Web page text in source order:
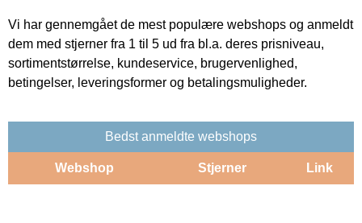
Vi har gennemgået de mest populære webshops og anmeldt
dem med stjerner fra 1 til 5 ud fra bl.a. deres prisniveau,
sortimentstørrelse, kundeservice, brugervenlighed,
betingelser, leveringsformer og betalingsmuligheder.
Bedst anmeldte webshops
Webshop Stjerner Link